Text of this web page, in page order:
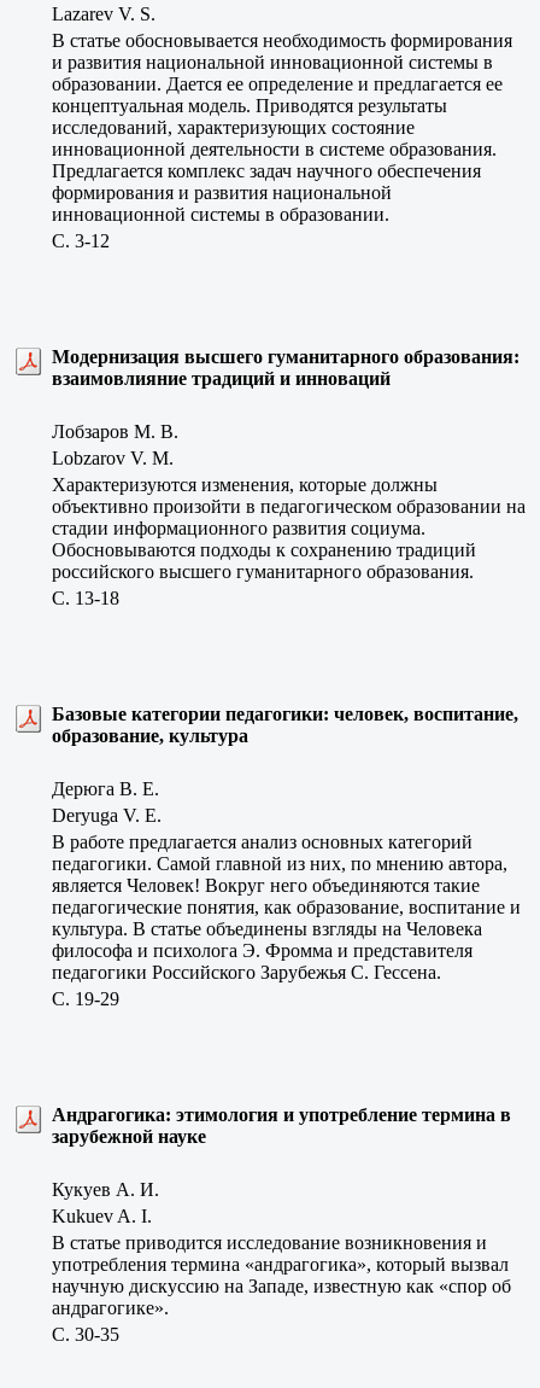
Lazarev V. S.
В статье обосновывается необходимость формирования
и развития национальной инновационной системы в
образовании. Дается ее определение и предлагается ее
концептуальная модель. Приводятся результаты
исследований, характеризующих состояние
инновационной деятельности в системе образования.
Предлагается комплекс задач научного обеспечения
формирования и развития национальной
инновационной системы в образовании.
C. 3-12
Модернизация высшего гуманитарного образования:
взаимовлияние традиций и инноваций
Лобзаров М. В.
Lobzarov V. M.
Характеризуются изменения, которые должны
объективно произойти в педагогическом образовании на
стадии информационного развития социума.
Обосновываются подходы к сохранению традиций
российского высшего гуманитарного образования.
C. 13-18
Базовые категории педагогики: человек, воспитание,
образование, культура
Дерюга В. Е.
Deryuga V. E.
В работе предлагается анализ основных категорий
педагогики. Самой главной из них, по мнению автора,
является Человек! Вокруг него объединяются такие
педагогические понятия, как образование, воспитание и
культура. В статье объединены взгляды на Человека
философа и психолога Э. Фромма и представителя
педагогики Российского Зарубежья С. Гессена.
C. 19-29
Андрагогика: этимология и употребление термина в
зарубежной науке
Кукуев А. И.
Kukuev A. I.
В статье приводится исследование возникновения и
употребления термина «андрагогика», который вызвал
научную дискуссию на Западе, известную как «спор об
андрагогике».
C. 30-35